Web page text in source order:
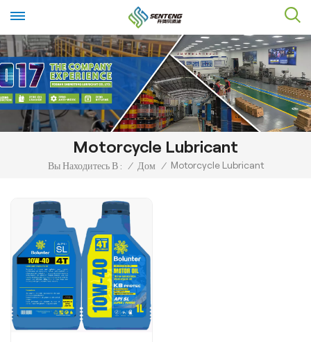
Motorcycle Lubricant
Вы Находитесь В : / Дом / Motorcycle Lubricant